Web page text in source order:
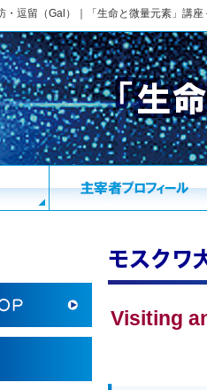
・逗留（Gal）｜「生命と微量元素」講座
モスクワ
Visiting